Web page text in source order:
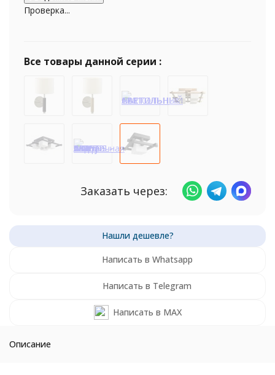
Проверка...
Все товары данной серии :
Заказать через:
Написать в Whatsapp
Написать в Telegram
Написать в MAX
Описание